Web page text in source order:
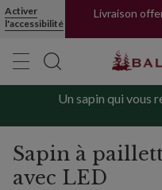
Activer
l'accessibilité
Livraison
Un sapin qui vous
Sapin à
avec LED
Sapin à paillettes Champagne